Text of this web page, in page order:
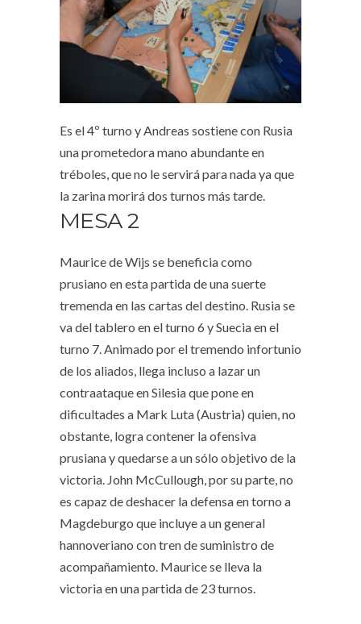
Es el 4º turno y Andreas sostiene con Rusia
una prometedora mano abundante en
tréboles, que no le servirá para nada ya que
la zarina morirá dos turnos más tarde.
MESA 2
Maurice de Wijs se beneficia como
prusiano en esta partida de una suerte
tremenda en las cartas del destino. Rusia se
va del tablero en el turno 6 y Suecia en el
turno 7. Animado por el tremendo infortunio
de los aliados, llega incluso a lazar un
contraataque en Silesia que pone en
dificultades a Mark Luta (Austria) quien, no
obstante, logra contener la ofensiva
prusiana y quedarse a un sólo objetivo de la
victoria. John McCullough, por su parte, no
es capaz de deshacer la defensa en torno a
Magdeburgo que incluye a un general
hannoveriano con tren de suministro de
acompañamiento. Maurice se lleva la
victoria en una partida de 23 turnos.